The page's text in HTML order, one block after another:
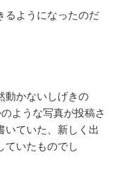
るようになったのだ
動かないしげきの
ような写真が投稿さ
いていた、新しく出
ていたものでし